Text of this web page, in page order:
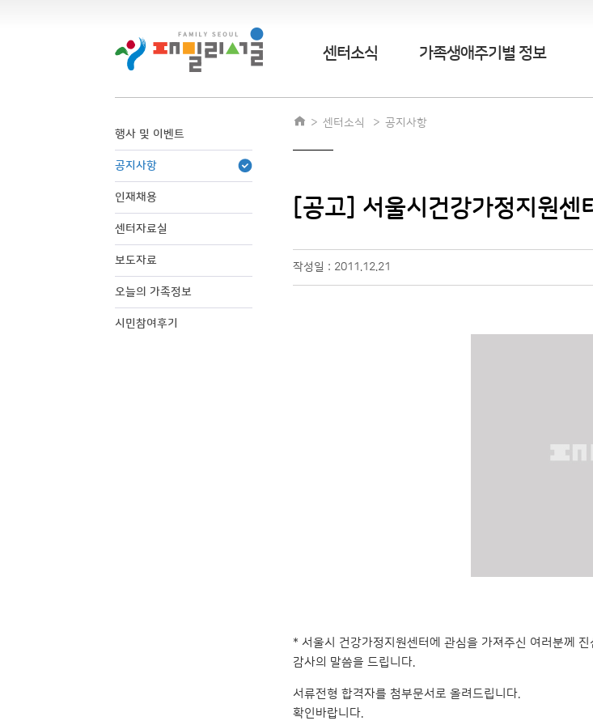
센터소식 가족생애주기별 정보
행사 및 이벤트
공지사항
인재채용
센터자료실
보도자료
오늘의 가족정보
시민참여후기
센터소식 공지사항
[공고] 서울시건강가정지원
작성일 : 2011.12.21
* 서울시 건강가정지원센터에 관심을 가져주신 여러분께 진
감사의 말씀을 드립니다.
서류전형 합격자를 첨부문서로 올려드립니다.
확인바랍니다.